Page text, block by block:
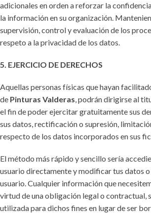
adicionales en orden a reforzar la
la información en su organización.
supervisión, control y evaluación de los
respeto a la privacidad de los datos.
5. EJERCICIO DE DERECHOS
Aquellas personas físicas que hayan
de Pinturas Valderas, podrán dirigirse al
el fin de poder ejercitar gratuitamente sus
sus datos, rectificación o supresión,
respecto de los datos incorporados en sus
El método más rápido y sencillo sería
usuario directamente y modificar tus datos
usuario. Cualquier información que
virtud de una obligación legal o contractual,
utilizada para dichos fines en lugar de ser